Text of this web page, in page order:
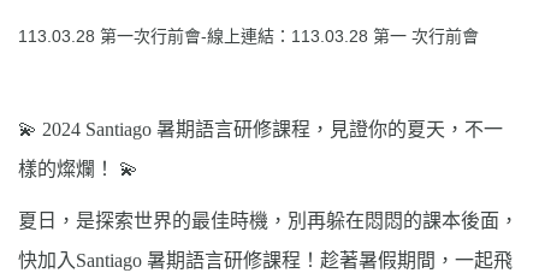
113.03.28 第一次行前會-線上連結： 113.03.28 第一 次行前會
💫 2024 Santiago 暑期語言研修課程，見證你的夏天，不一
樣的燦爛！
💫
夏日，是探索世界的最佳時機，別再躲在悶悶的課本後面，
快加入 Santiago 暑期語言研修課程！趁著暑假期間，一起飛